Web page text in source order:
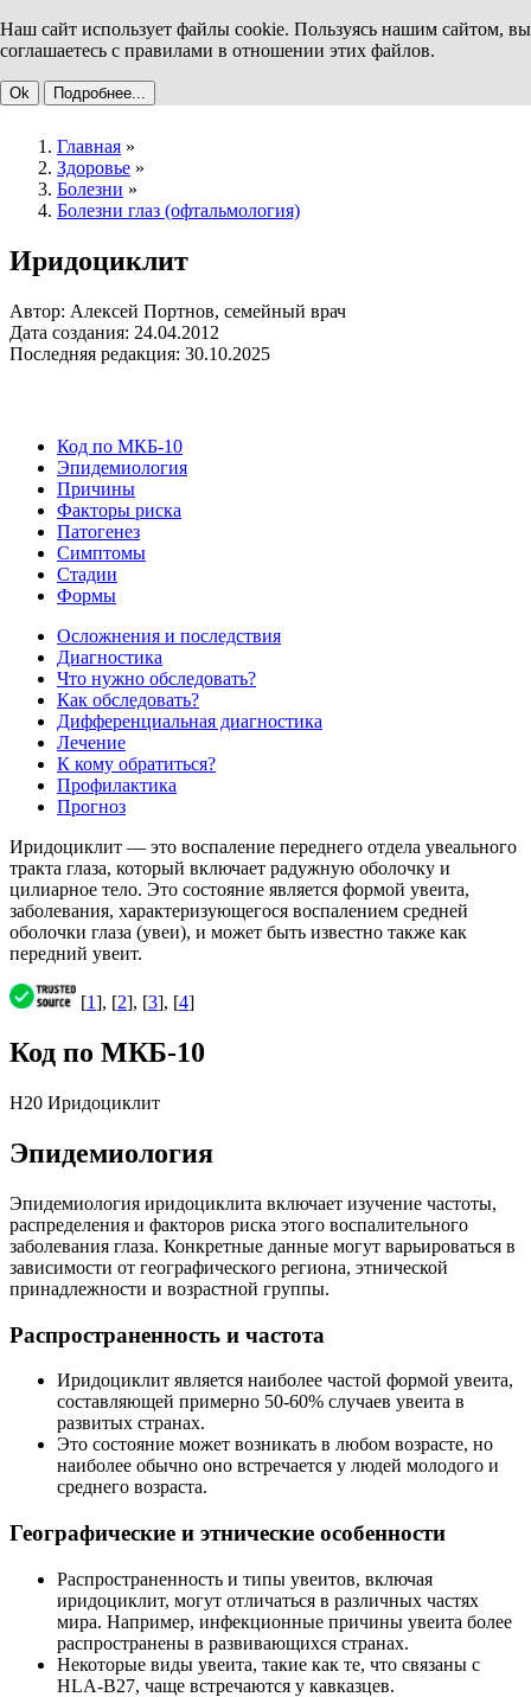
Наш сайт использует файлы cookie. Пользуясь нашим сайтом, вы
соглашаетесь с правилами в отношении этих файлов.
Ok Подробнее...
Главная »
Здоровье »
Болезни »
Болезни глаз (офтальмология)
Иридоциклит
Автор: Алексей Портнов, семейный врач
Дата создания: 24.04.2012
Последняя редакция: 30.10.2025
Код по МКБ-10
Эпидемиология
Причины
Факторы риска
Патогенез
Симптомы
Стадии
Формы
Осложнения и последствия
Диагностика
Что нужно обследовать?
Как обследовать?
Дифференциальная диагностика
Лечение
К кому обратиться?
Профилактика
Прогноз
Иридоциклит — это воспаление переднего отдела увеального
тракта глаза, который включает радужную оболочку и
цилиарное тело. Это состояние является формой увеита,
заболевания, характеризующегося воспалением средней
оболочки глаза (увеи), и может быть известно также как
передний увеит.
[1], [2], [3], [4]
Код по МКБ-10
H20 Иридоциклит
Эпидемиология
Эпидемиология иридоциклита включает изучение частоты,
распределения и факторов риска этого воспалительного
заболевания глаза. Конкретные данные могут варьироваться в
зависимости от географического региона, этнической
принадлежности и возрастной группы.
Распространенность и частота
Иридоциклит является наиболее частой формой увеита,
составляющей примерно 50-60% случаев увеита в
развитых странах.
Это состояние может возникать в любом возрасте, но
наиболее обычно оно встречается у людей молодого и
среднего возраста.
Географические и этнические особенности
Распространенность и типы увеитов, включая
иридоциклит, могут отличаться в различных частях
мира. Например, инфекционные причины увеита более
распространены в развивающихся странах.
Некоторые виды увеита, такие как те, что связаны с
HLA-B27, чаще встречаются у кавказцев.